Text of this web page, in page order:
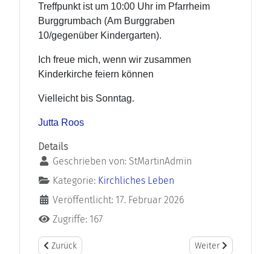
Treffpunkt ist um 10:00 Uhr im Pfarrheim
Burggrumbach (Am Burggraben
10/gegenüber Kindergarten).
Ich freue mich, wenn wir zusammen
Kinderkirche feiern können
Vielleicht bis Sonntag.
Jutta Roos
Details
Geschrieben von: StMartinAdmin
Kategorie: Kirchliches Leben
Veröffentlicht: 17. Februar 2026
Zugriffe: 167
Vorheriger Beitrag: Sing- und Spielkreis für Kinder am
Zurück Nächster Beitrag:
Weiter